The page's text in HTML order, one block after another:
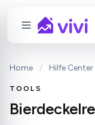
Home / Hilfe Center
TOOLS